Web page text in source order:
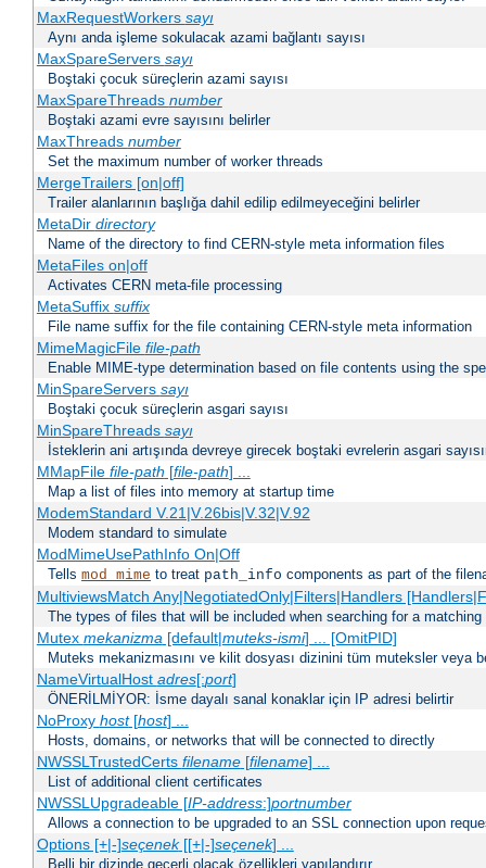
MaxRequestWorkers sayı
Aynı anda işleme sokulacak azami bağlantı sayısı
MaxSpareServers sayı
Boştaki çocuk süreçlerin azami sayısı
MaxSpareThreads number
Boştaki azami evre sayısını belirler
MaxThreads number
Set the maximum number of worker threads
MergeTrailers [on|off]
Trailer alanlarının başlığa dahil edilip edilmeyeceğini belirler
MetaDir directory
Name of the directory to find CERN-style meta information files
MetaFiles on|off
Activates CERN meta-file processing
MetaSuffix suffix
File name suffix for the file containing CERN-style meta information
MimeMagicFile file-path
Enable MIME-type determination based on file contents using the
MinSpareServers sayı
Boştaki çocuk süreçlerin asgari sayısı
MinSpareThreads sayı
İsteklerin ani artışında devreye girecek boştaki evrelerin asgari
MMapFile file-path [file-path] ...
Map a list of files into memory at startup time
ModemStandard V.21|V.26bis|V.32|V.92
Modem standard to simulate
ModMimeUsePathInfo On|Off
Tells mod_mime to treat path_info components as part of the
MultiviewsMatch Any|NegotiatedOnly|Filters|Handlers
The types of files that will be included when searching for a
Mutex mekanizma[default|muteks-ismi] ... [OmitPID]
Muteks mekanizmasını ve kilit dosyası dizinini tüm muteksler veya
NameVirtualHost adres[:port]
ÖNERİLMİYOR: İsme dayalı sanal konaklar için IP adresi belirtir
NoProxy host[host] ...
Hosts, domains, or networks that will be connected to directly
NWSSLTrustedCerts filename[filename] ...
List of additional client certificates
NWSSLUpgradeable [IP-address:]portnumber
Allows a connection to be upgraded to an SSL connection upon
Options [+|-]seçenek[[+|-]seçenek] ...
Belli bir dizinde geçerli olacak özellikleri yapılandırır.